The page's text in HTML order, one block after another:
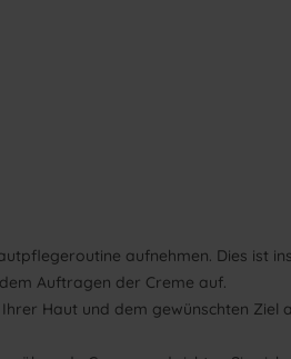
aufnehmen. Dies ist
Auftragen der Creme auf.
Haut und dem gewünschten Ziel